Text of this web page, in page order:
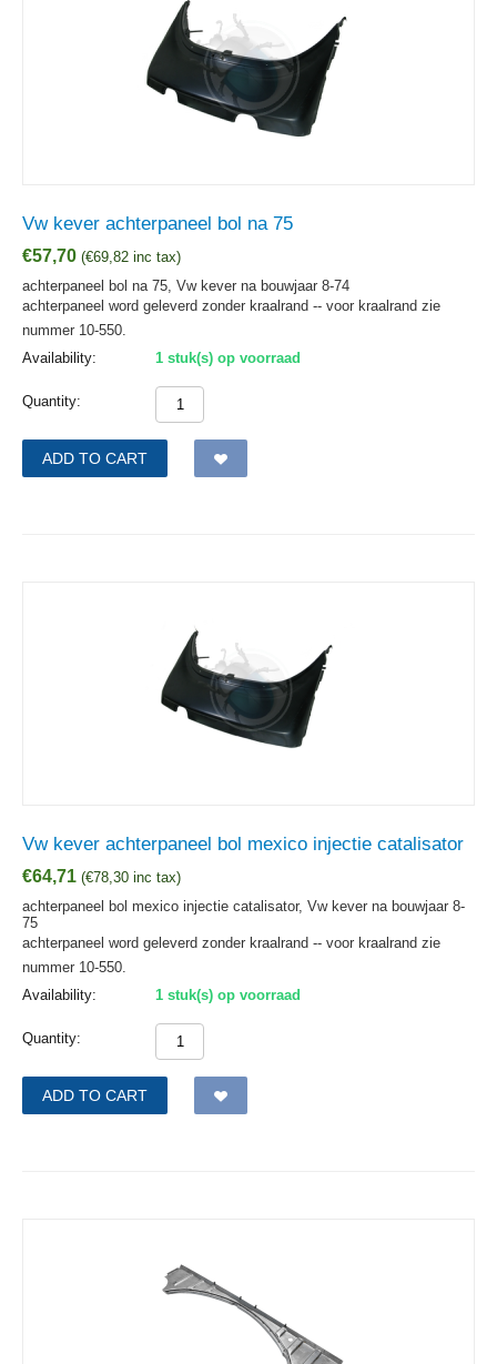
Vw kever achterpaneel bol na 75
€57,70 (€69,82 inc tax)
achterpaneel bol na 75, Vw kever na bouwjaar 8-74
achterpaneel word geleverd zonder kraalrand -- voor kraalrand zie
nummer 10-550.
Availability:
1 stuk(s) op voorraad
Quantity:
ADD TO CART
Vw kever achterpaneel bol mexico injectie catalisator
€64,71 (€78,30 inc tax)
achterpaneel bol mexico injectie catalisator, Vw kever na bouwjaar 8-
75
achterpaneel word geleverd zonder kraalrand -- voor kraalrand zie
nummer 10-550.
Availability:
1 stuk(s) op voorraad
Quantity:
ADD TO CART